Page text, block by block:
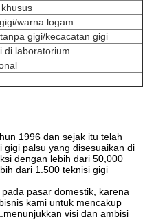
warna logam
gigi/kecacatan gigi
di laboratorium
1996 dan sejak itu telah
palsu yang disesuaikan di
dengan lebih dari 50,000
dari 1.500 teknisi gigi
pasar domestik, karena
kami untuk mencakup
visi dan ambisi